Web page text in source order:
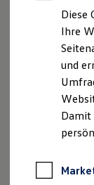
Diese
Ihre
und
Damit